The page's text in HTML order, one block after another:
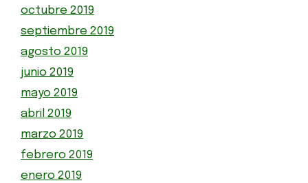
octubre 2019
septiembre 2019
agosto 2019
junio 2019
mayo 2019
abril 2019
marzo 2019
febrero 2019
enero 2019